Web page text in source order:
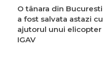
O tânara din Bucuresti
a fost salvata astazi cu
ajutorul unui elicopter
IGAV